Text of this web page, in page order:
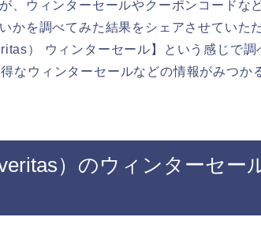
、ウィンターセールやクーポンコードな
かを調べてみた結果をシェアさせていた
） ウィンターセール】という感じで調
なウィンターセールなどの情報がみつか
）のウィンターセー